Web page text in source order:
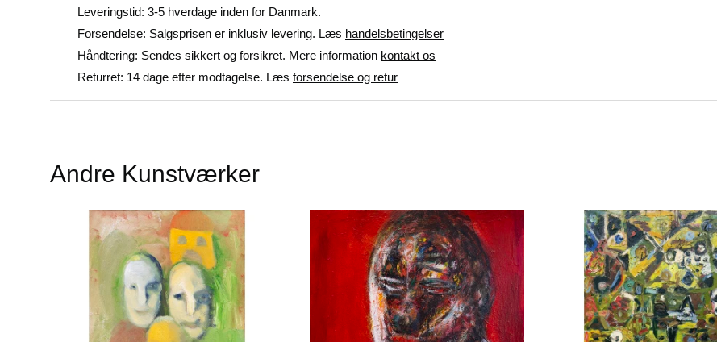
Leveringstid: 3-5 hverdage inden for Danmark.
Forsendelse: Salgsprisen er inklusiv levering. Læs handelsbetingelser
Håndtering: Sendes sikkert og forsikret. Mere information kontakt os
Returret: 14 dage efter modtagelse. Læs forsendelse og retur
Andre Kunstværker